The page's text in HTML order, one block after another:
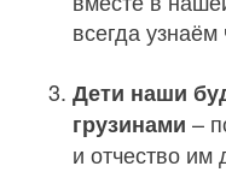
всегда узнаём
Дети наши
грузинами –
и отчество им